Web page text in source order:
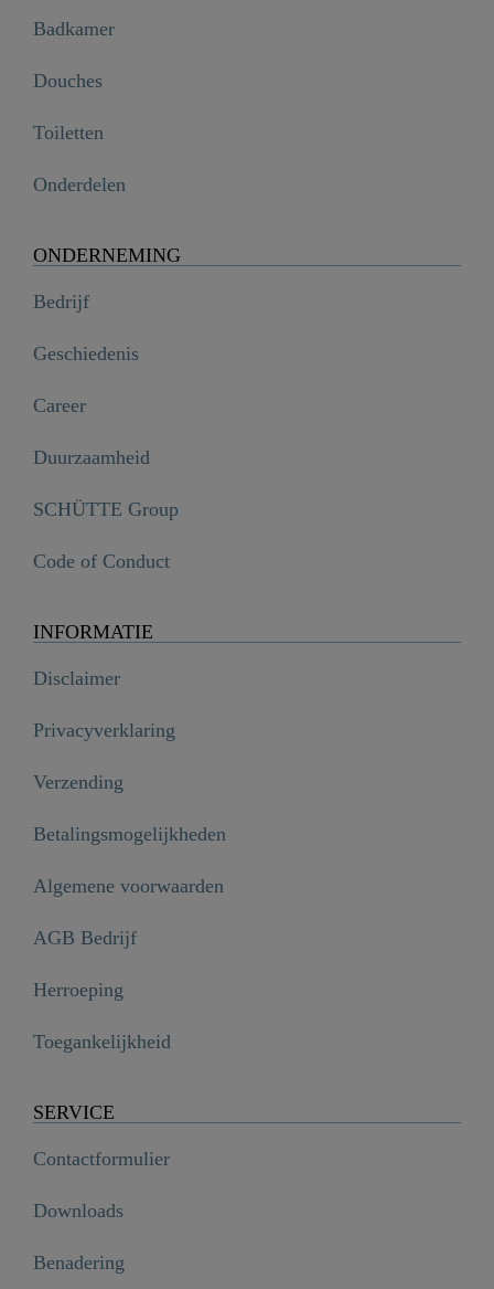
Badkamer
Douches
Toiletten
Onderdelen
ONDERNEMING
Bedrijf
Geschiedenis
Career
Duurzaamheid
SCHÜTTE Group
Code of Conduct
INFORMATIE
Disclaimer
Privacyverklaring
Verzending
Betalingsmogelijkheden
Algemene voorwaarden
AGB Bedrijf
Herroeping
Toegankelijkheid
SERVICE
Contactformulier
Downloads
Benadering